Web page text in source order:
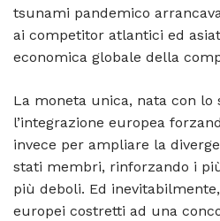
tsunami pandemico
ai competitor atlantici ed
economica globale della
La moneta unica, nata con lo
l’integrazione europea
invece per ampliare la
stati membri, rinforzando i
più deboli. Ed
europei costretti ad una